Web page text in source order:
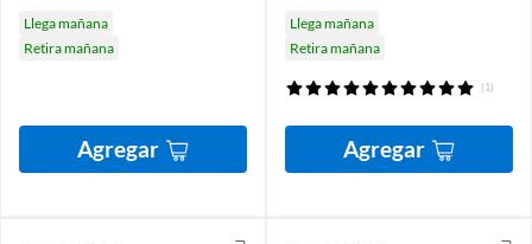
Llega mañana
Retira mañana
Agregar
Llega mañana
Retira mañana
(1)
Agregar